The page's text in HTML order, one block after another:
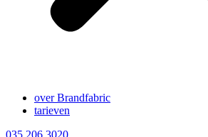
over Brandfabric
tarieven
035 206 3020